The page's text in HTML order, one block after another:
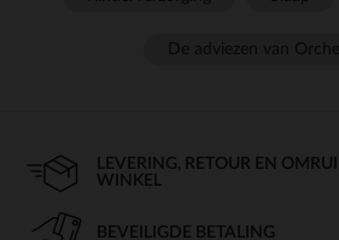
LEVERING, RETOUR EN
WINKEL
BEVEILIGDE BETALING